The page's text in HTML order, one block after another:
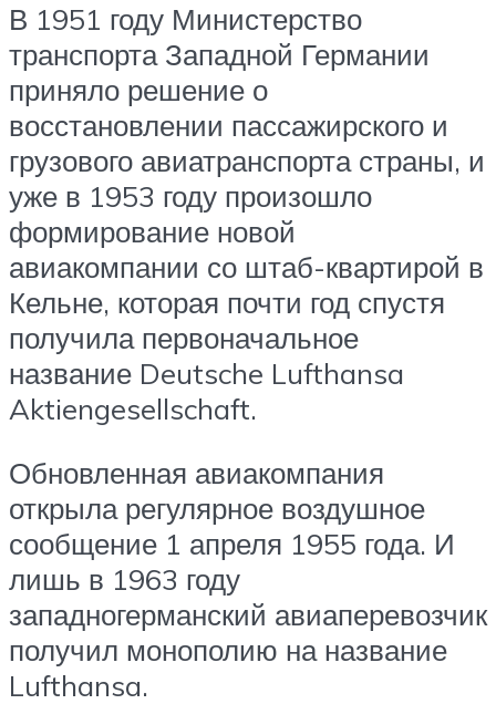
В 1951 году Министерство
транспорта Западной Германии
приняло решение о
восстановлении пассажирского и
грузового авиатранспорта страны, и
уже в 1953 году произошло
формирование новой
авиакомпании со штаб-квартирой в
Кельне, которая почти год спустя
получила первоначальное
название Deutsche Lufthansa
Aktiengesellschaft.
Обновленная авиакомпания
открыла регулярное воздушное
сообщение 1 апреля 1955 года. И
лишь в 1963 году
западногерманский авиаперевозчик
получил монополию на название
Lufthansa.